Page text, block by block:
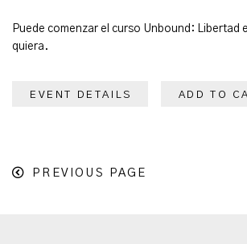
Puede comenzar el curso Unbound: Libertad
quiera.
EVENT DETAILS ADD TO
PREVIOUS PAGE